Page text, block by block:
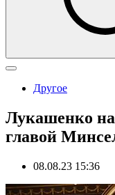
Другое
Лукашенко
главой
08.08.23 15:36